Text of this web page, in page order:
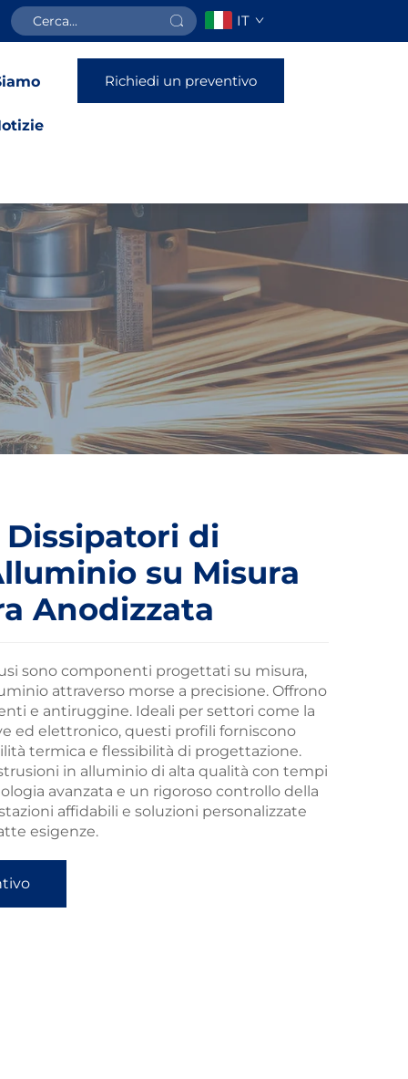
IT
Richiedi un preventivo
di
su Misura
Anodizzata
sono componenti progettati su misura,
attraverso morse a precisione. Offrono
e antiruggine. Ideali per settori come la
ed elettronico, questi profili forniscono
termica e flessibilità di progettazione.
in alluminio di alta qualità con tempi
avanzata e un rigoroso controllo della
affidabili e soluzioni personalizzate
esigenze.